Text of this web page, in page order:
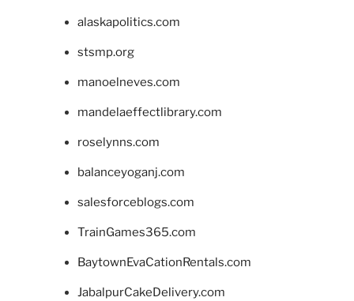
alaskapolitics.com
stsmp.org
manoelneves.com
mandelaeffectlibrary.com
roselynns.com
balanceyoganj.com
salesforceblogs.com
TrainGames365.com
BaytownEvaCationRentals.com
JabalpurCakeDelivery.com